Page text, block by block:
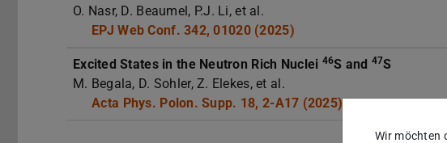
O. Nasr, D. Beaumel, P.J. Li, et al.
EPJ Web Conf. 342, 01020 (2025)
Excited States in the Neutron Rich Nuclei 46S and 47S
M. Begala, D. Sohler, Z. Elekes, et al.
Acta Phys. Polon. Supp. 18, 2-A17 (2025)
Wir möchten